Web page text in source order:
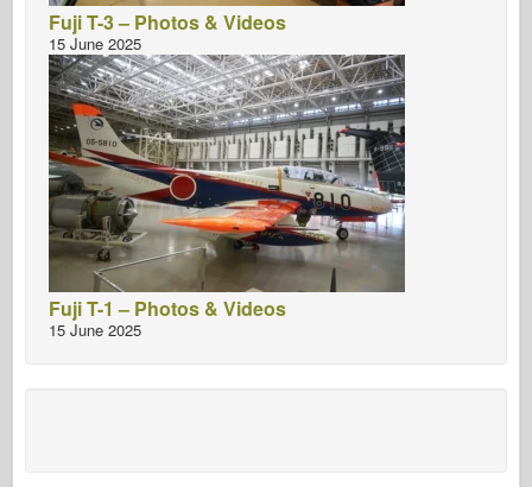
Fuji T-3 – Photos & Videos
15 June 2025
Fuji T-1 – Photos & Videos
15 June 2025